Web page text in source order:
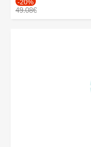
-20%
49.08€